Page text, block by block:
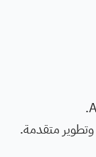
متقدمة.